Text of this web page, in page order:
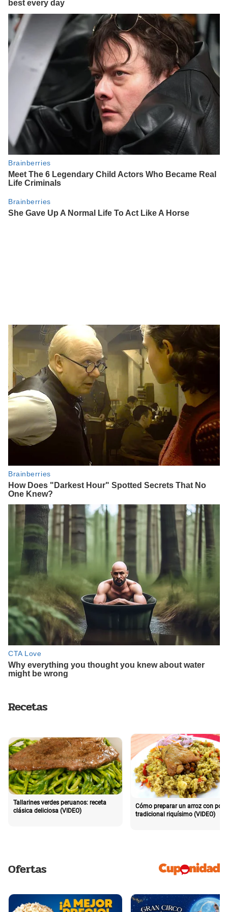
Recetas
Tallarines verdes peruanos: receta
clásica deliciosa (VIDEO)
Cómo preparar un arroz con pollo
tradicional riquísimo (VIDEO)
Ofertas